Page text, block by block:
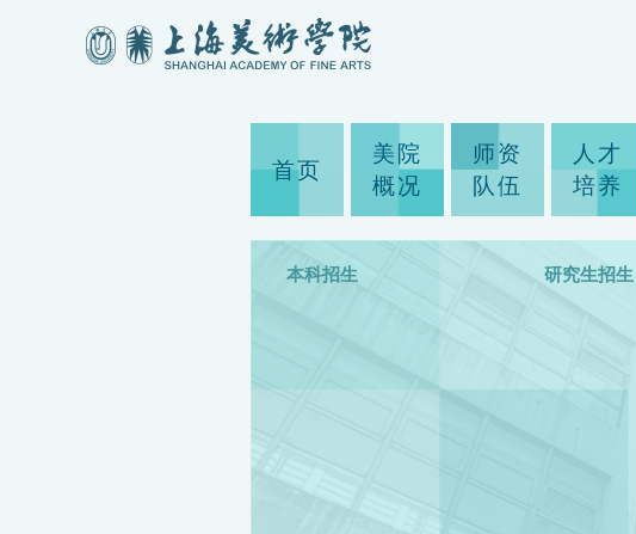
首页
美院
概况
师资
队伍
人才
培养
本科招生 研究生招生